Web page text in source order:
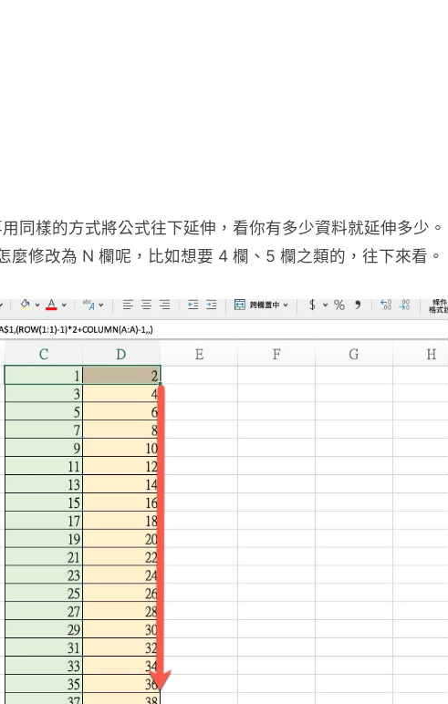
同樣的方式將公式往下延伸，看你有多少資料就延伸多少。
麼修改為 N 欄呢，比如想要 4 欄、5 欄之類的，往下來看。